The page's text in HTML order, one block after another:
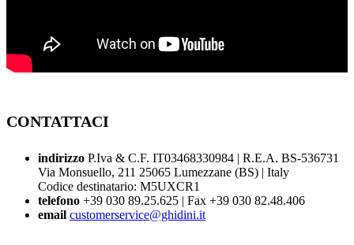
CONTATTACI
indirizzo P.Iva & C.F. IT03468330984 | R.E.A. BS-536731
Via Monsuello, 211 25065 Lumezzane (BS) | Italy
Codice destinatario: M5UXCR1
telefono +39 030 89.25.625 | Fax +39 030 82.48.406
email customerservice@ghidini.it